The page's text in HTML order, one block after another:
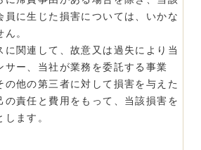
員に生じた損害については、いかな
。
に関連して、故意又は過失により当
サー、当社が業務を委託する事業
の他の第三者に対して損害を与えた
の責任と費用をもって、当該損害を
ます。